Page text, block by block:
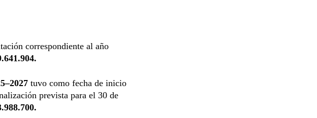
correspondiente al año
tuvo como fecha de inicio
prevista para el 30 de